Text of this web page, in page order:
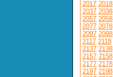
2017 2018
2037 2038
2057 2058
2077 2078
2097 2098
2117 2118
2137 2138
2157 2158
2177 2178
2197 2198